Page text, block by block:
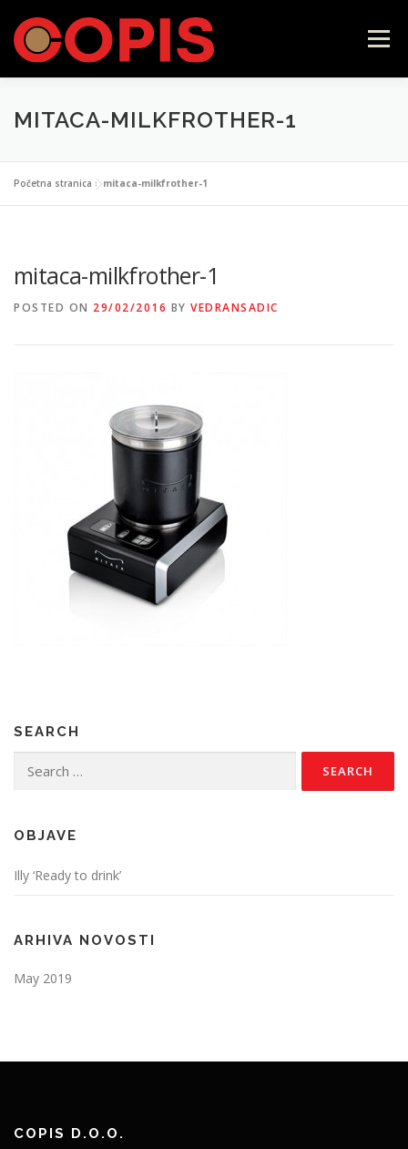
content
Menu
POČETNA LAVAZZA FIRMA ILLY
CAFFÉ VERGNANO
KONTAKT WEB SHOP
MITACA-MILKFROTHER-1
Početna stranica »mitaca-milkfrother-1
mitaca-milkfrother-1
POSTED ON 29/02/2016 BY VEDRANSADIC
SEARCH
for:
OBJAVE
Illy ‘Ready to drink’
ARHIVA NOVOSTI
May 2019
COPIS D.O.O.